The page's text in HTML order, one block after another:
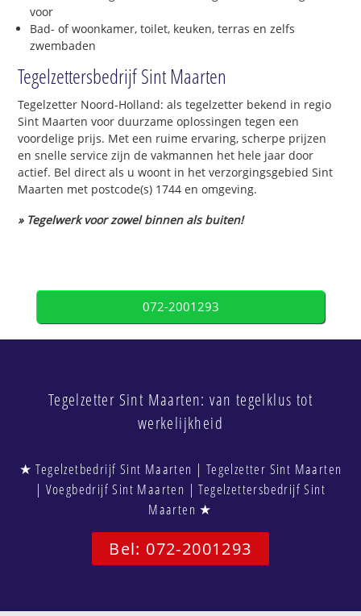
voor
Bad- of woonkamer, toilet, keuken, terras en zelfs
zwembaden
Tegelzettersbedrijf Sint Maarten
Tegelzetter Noord-Holland: als tegelzetter bekend in regio
Sint Maarten voor duurzame oplossingen tegen een
voordelige prijs. Met een ruime ervaring, scherpe prijzen
en snelle service zijn de vakmannen het hele jaar door
actief. Bel direct als u woont in het verzorgingsgebied Sint
Maarten met postcode(s) 1744 en omgeving.
» Tegelwerk voor zowel binnen als buiten!
072-2001293
Tegelzetter Sint Maarten: van tegelklus tot
werkelijkheid
★ Tegelzetbedrijf Sint Maarten | Tegelzetter Sint Maarten
| Voegbedrijf Sint Maarten | Tegelzettersbedrijf Sint
Maarten ★
Bel: 072-2001293